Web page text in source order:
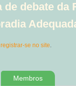
debate da
registrar-se no site.
Membros